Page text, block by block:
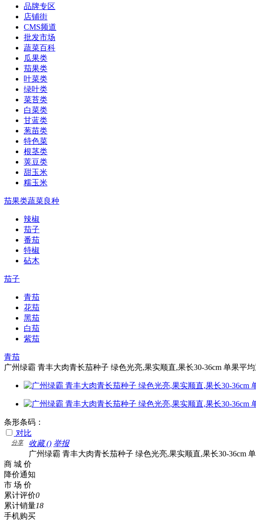
品牌专区
店铺街
CMS频道
批发市场
蔬菜百科
瓜果类
茄果类
叶菜类
绿叶类
菜苔类
白菜类
甘蓝类
葱苗类
特色菜
根茎类
荚豆类
甜玉米
糯玉米
茄果类蔬菜良种
辣椒
茄子
番茄
特椒
砧木
茄子
青茄
花茄
黑茄
白茄
紫茄
青茄
广州绿霸 青丰大肉青长茄种子 绿色光亮,果实顺直,果长30-36cm 单果平
条形条码：
对比
收藏 ()
分享
举报
广州绿霸 青丰大肉青长茄种子 绿色光亮,果实顺直,果长30-36cm
商 城 价
降价通知
市 场 价
累计评价0
累计销量18
手机购买